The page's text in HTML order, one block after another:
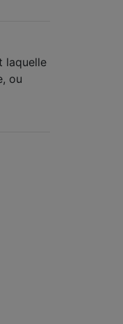
laquelle
ou